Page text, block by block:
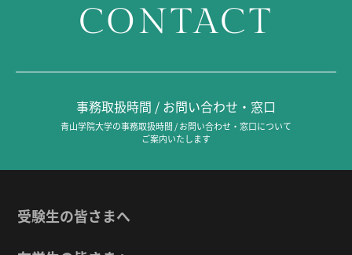
CONTACT
事務取扱時間 / お問い合わせ・窓口
青山学院大学の事務取扱時間 / お問い合わせ・窓口について
ご案内いたします
受験生の皆さまへ